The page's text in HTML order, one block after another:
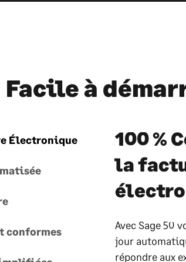
Facile à
Électronique
conformes
100 %
la
Avec Sage 50
jour
répondre aux